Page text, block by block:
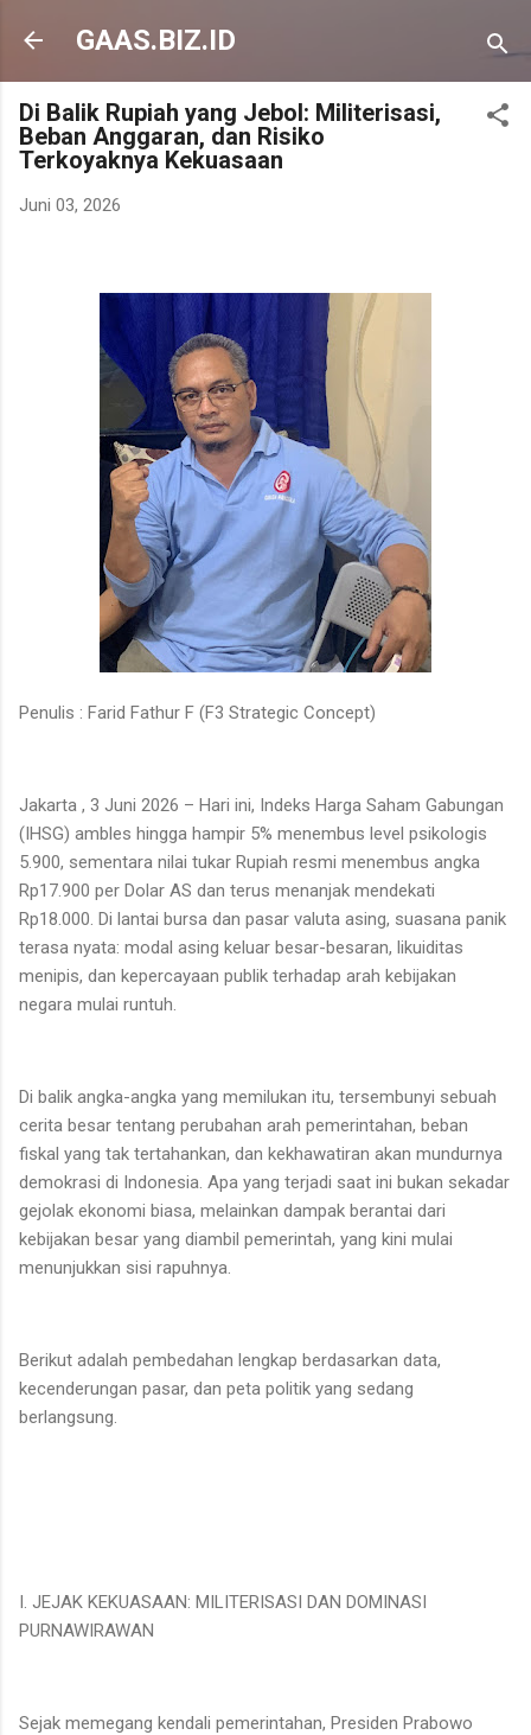
Langsung ke konten utama
GAAS.BIZ.ID
Di Balik Rupiah yang Jebol: Militerisasi,
Beban Anggaran, dan Risiko
Terkoyaknya Kekuasaan
Juni 03, 2026
Penulis : Farid Fathur F (F3 Strategic Concept)
Jakarta , 3 Juni 2026 – Hari ini, Indeks Harga Saham Gabungan
(IHSG) ambles hingga hampir 5% menembus level psikologis
5.900, sementara nilai tukar Rupiah resmi menembus angka
Rp17.900 per Dolar AS dan terus menanjak mendekati
Rp18.000. Di lantai bursa dan pasar valuta asing, suasana panik
terasa nyata: modal asing keluar besar-besaran, likuiditas
menipis, dan kepercayaan publik terhadap arah kebijakan
negara mulai runtuh.
Di balik angka-angka yang memilukan itu, tersembunyi sebuah
cerita besar tentang perubahan arah pemerintahan, beban
fiskal yang tak tertahankan, dan kekhawatiran akan mundurnya
demokrasi di Indonesia. Apa yang terjadi saat ini bukan sekadar
gejolak ekonomi biasa, melainkan dampak berantai dari
kebijakan besar yang diambil pemerintah, yang kini mulai
menunjukkan sisi rapuhnya.
Berikut adalah pembedahan lengkap berdasarkan data,
kecenderungan pasar, dan peta politik yang sedang
berlangsung.
I. JEJAK KEKUASAAN: MILITERISASI DAN DOMINASI
PURNAWIRAWAN
Sejak memegang kendali pemerintahan, Presiden Prabowo